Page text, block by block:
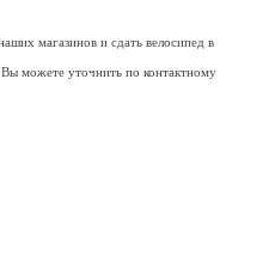
магазинов и сдать велосипед в
можете уточнить по контактному